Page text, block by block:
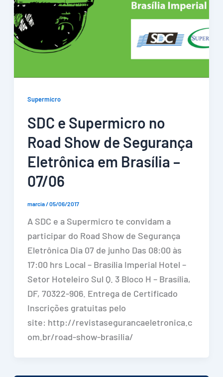
Supermicro
SDC e Supermicro no
Road Show de Segurança
Eletrônica em Brasília –
07/06
marcia/05/06/2017
A SDC e a Supermicro te convidam a
participar do Road Show de Segurança
Eletrônica Dia 07 de junho Das 08:00 às
17:00 hrs Local – Brasília Imperial Hotel –
Setor Hoteleiro Sul Q. 3 Bloco H – Brasília,
DF, 70322-906. Entrega de Certificado
Inscrições gratuitas pelo
site: http://revistasegurancaeletronica.c
om.br/road-show-brasilia/